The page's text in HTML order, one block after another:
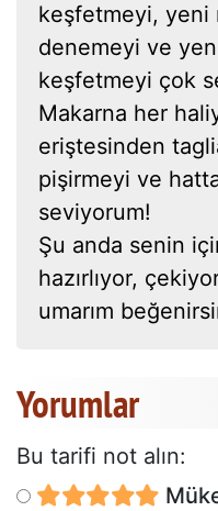
keşfetmeyi, yeni
denemeyi ve
keşfetmeyi çok
Makarna her
eriştesinden
pişirmeyi ve
seviyorum!
Şu anda senin
hazırlıyor,
umarım
Yorumlar
Bu tarifi not alın: